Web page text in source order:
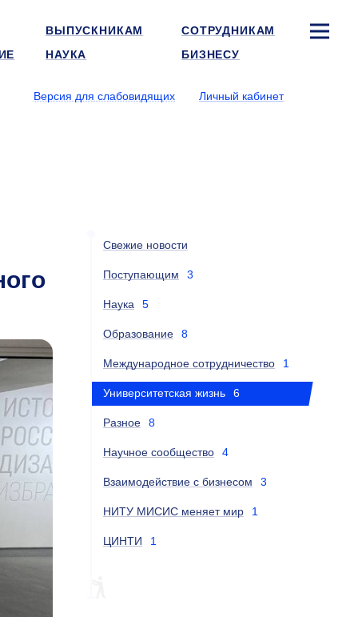
ВЫПУСКНИКАМ
СОТРУДНИКАМ
НАУКА БИЗНЕСУ
Версия для слабовидящих Личный кабинет
Свежие новости
Поступающим 3
Наука 5
Образование 8
Международное сотрудничество 1
Университетская жизнь 6
Разное 8
Научное сообщество 4
Взаимодействие с бизнесом 3
НИТУ МИСИС меняет мир 1
ЦИНТИ 1